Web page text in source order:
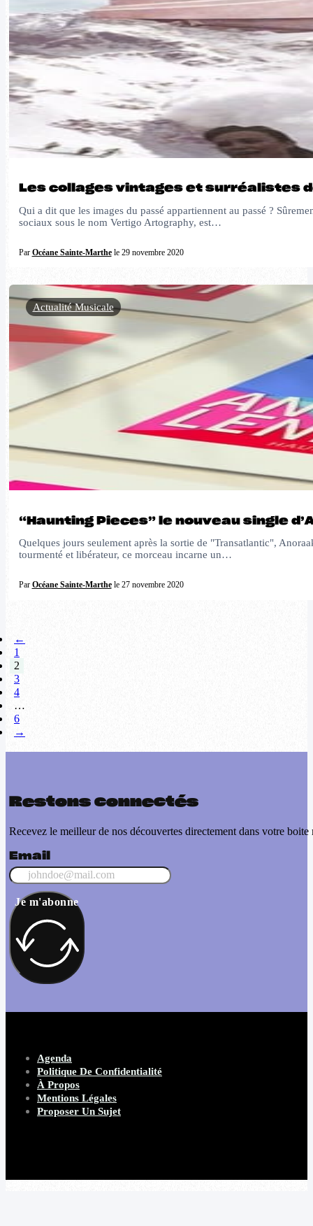
Les collages vintages et surréalistes
Qui a dit que les images du passé appartiennent au passé ?
sociaux sous le nom Vertigo Artography, est…
Par Océane Sainte-Marthele 29 novembre 2020
“Haunting Pieces” le nouveau single
Quelques jours seulement après la sortie de "Transatlantic",
tourmenté et libérateur, ce morceau incarne un…
Par Océane Sainte-Marthele 27 novembre 2020
Actualité Musicale
←
1
2
3
4
…
6
→
Restons connectés
Recevez le meilleur de nos découvertes directement dans votre boite
Email
Je m'abonne
Agenda
Politique De Confidentialité
À Propos
Mentions Légales
Proposer Un Sujet